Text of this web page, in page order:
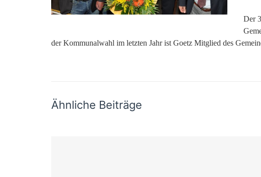
Der
der Kommunalwahl im letzten Jahr ist Goetz Mitglied des
Ähnliche Beiträge